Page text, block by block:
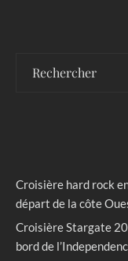
Croisière hard rock
départ de la côte
Croisière Stargate
bord de